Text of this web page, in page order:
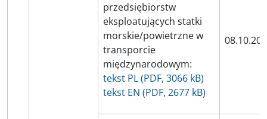
przedsiębiorstw
eksploatujących statki
morskie/powietrzne w
transporcie
międzynarodowym:
tekst PL (PDF, 3066 kB)
tekst EN (PDF, 2677 kB)